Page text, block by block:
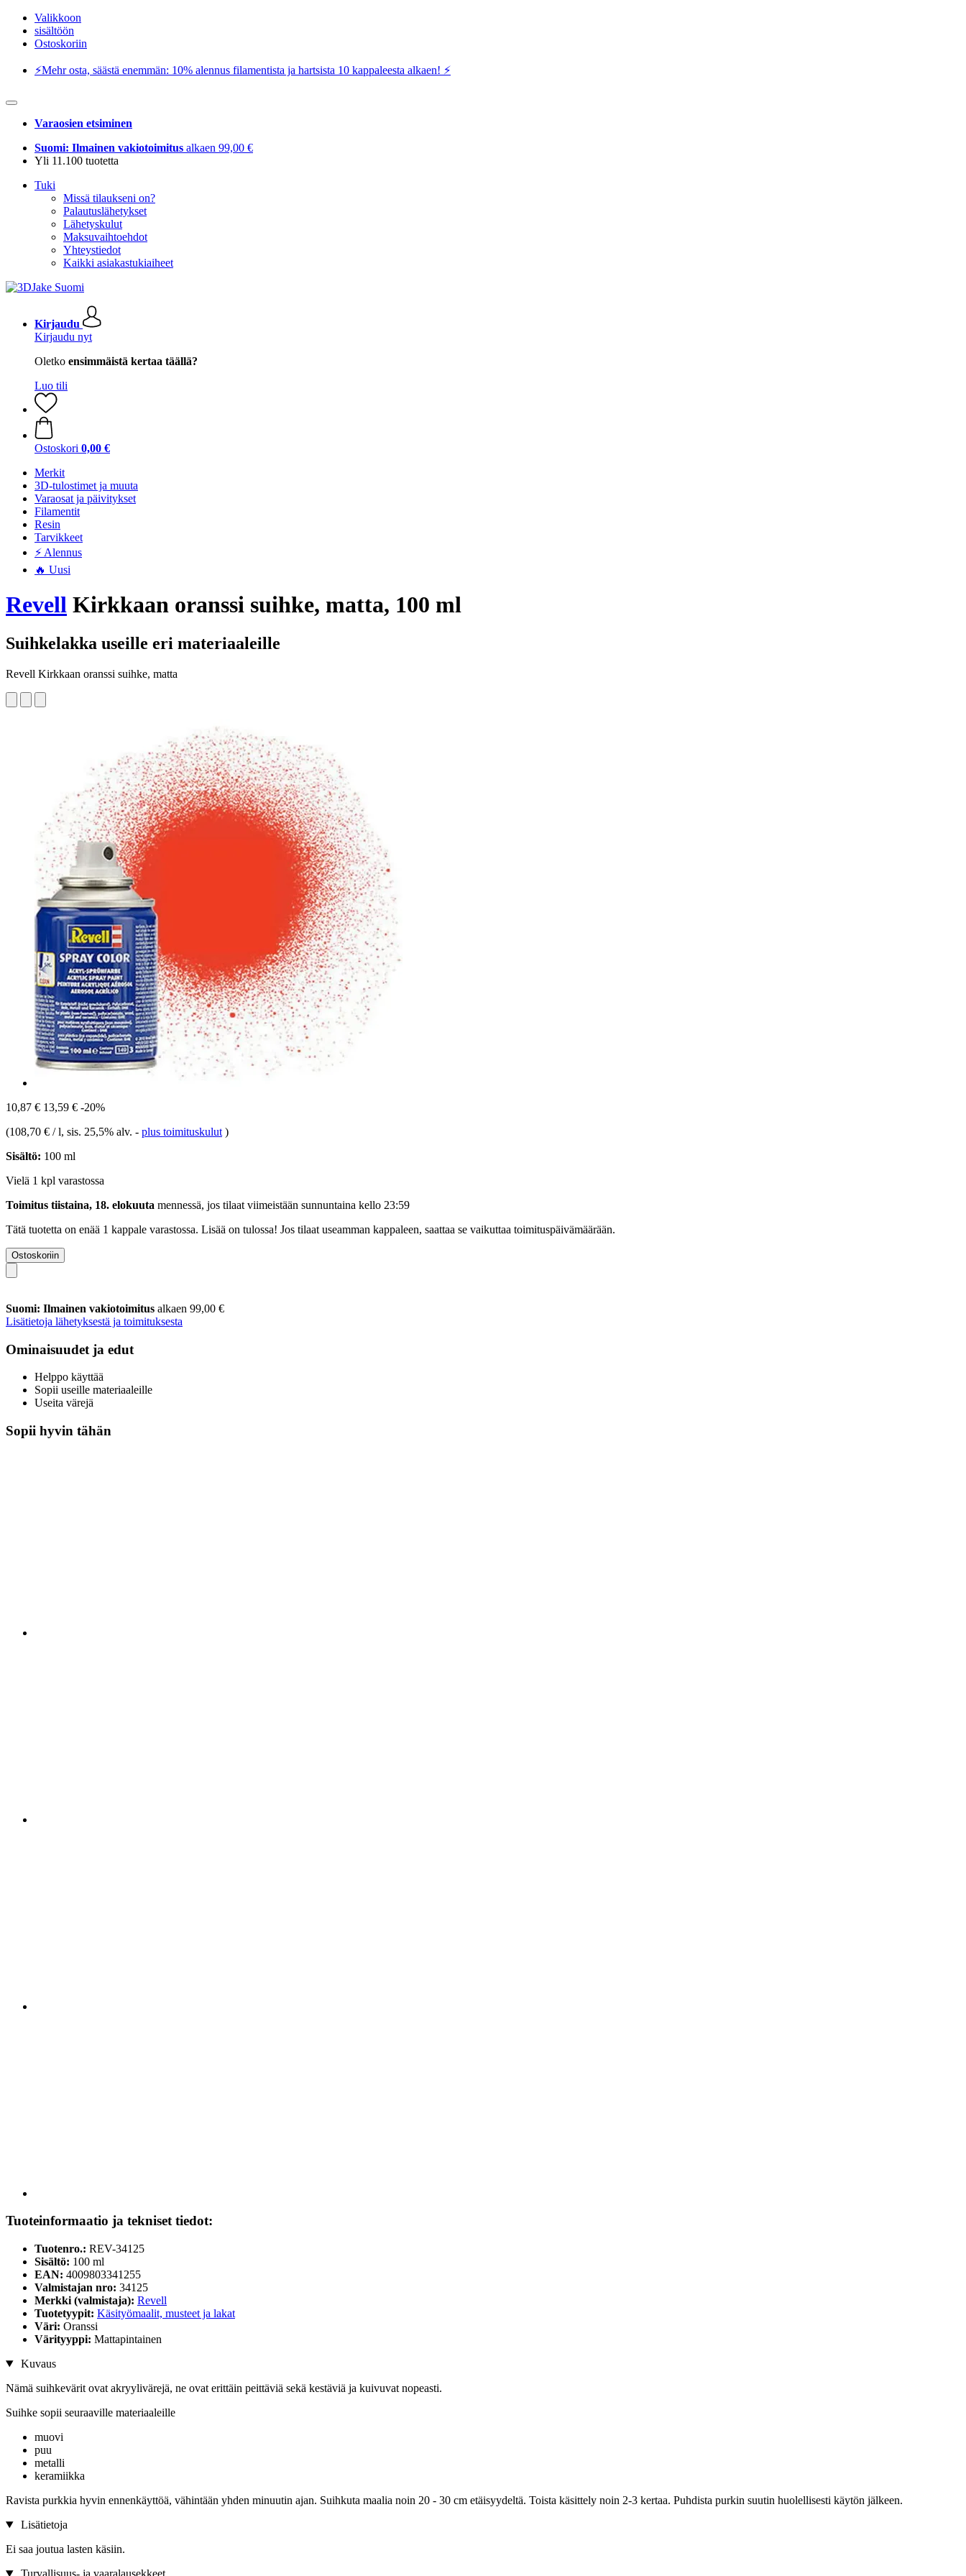
Valikkoon
sisältöön
Ostoskoriin
⚡️Mehr osta, säästä enemmän: 10% alennus filamentista ja hartsista 10 kappaleesta alkaen! ⚡️
Varaosien etsiminen
Suomi: Ilmainen vakiotoimitus alkaen 99,00 €
Yli 11.100 tuotetta
Tuki
Missä tilaukseni on?
Palautuslähetykset
Lähetyskulut
Maksuvaihtoehdot
Yhteystiedot
Kaikki asiakastukiaiheet
Kirjaudu
Kirjaudu nyt
Oletko ensimmäistä kertaa täällä?
Luo tili
Ostoskori 0,00 €
Merkit
3D-tulostimet ja muuta
Varaosat ja päivitykset
Filamentit
Resin
Tarvikkeet
⚡ Alennus
🔥 Uusi
Revell Kirkkaan oranssi suihke, matta, 100 ml
Suihkelakka useille eri materiaaleille
Revell Kirkkaan oranssi suihke, matta
10,87 € 13,59 € -20%
(108,70 € / l, sis. 25,5% alv. - plus toimituskulut )
Sisältö: 100 ml
Vielä 1 kpl varastossa
Toimitus tiistaina, 18. elokuuta mennessä, jos tilaat viimeistään sunnuntaina kello 23:59
Tätä tuotetta on enää 1 kappale varastossa. Lisää on tulossa! Jos tilaat useamman kappaleen, saattaa se vaikuttaa toimituspäivämäärään.
Ostoskoriin
Suomi: Ilmainen vakiotoimitus alkaen 99,00 €
Lisätietoja lähetyksestä ja toimituksesta
Ominaisuudet ja edut
Helppo käyttää
Sopii useille materiaaleille
Useita värejä
Sopii hyvin tähän
Tuoteinformaatio ja tekniset tiedot:
Tuotenro.: REV-34125
Sisältö: 100 ml
EAN: 4009803341255
Valmistajan nro: 34125
Merkki (valmistaja): Revell
Tuotetyypit: Käsityömaalit, musteet ja lakat
Väri: Oranssi
Värityyppi: Mattapintainen
Kuvaus
Nämä suihkevärit ovat akryylivärejä, ne ovat erittäin peittäviä sekä kestäviä ja kuivuvat nopeasti.
Suihke sopii seuraaville materiaaleille
muovi
puu
metalli
keramiikka
Ravista purkkia hyvin ennenkäyttöä, vähintään yhden minuutin ajan. Suihkuta maalia noin 20 - 30 cm etäisyydeltä. Toista käsittely noin 2-3 kertaa. Puhdista purkin suutin huolellisesti käytön jälkeen.
Lisätietoja
Ei saa joutua lasten käsiin.
Turvallisuus- ja vaaralausekkeet